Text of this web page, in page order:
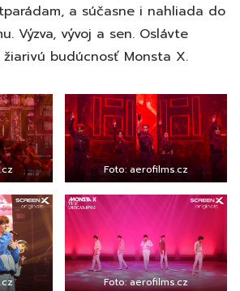
a súčasne i nahliada do
Výzva, vývoj a sen. Oslávte
budúcnosť Monsta X.
Foto: aerofilms.cz
Foto: aerofilms.cz